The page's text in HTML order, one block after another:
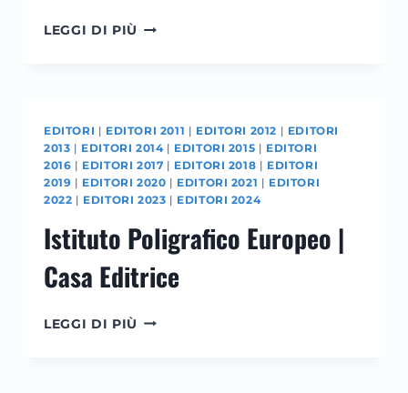
LEGGI DI PIÙ
EDITORI | EDITORI 2011 | EDITORI 2012 | EDITORI
2013 | EDITORI 2014| EDITORI 2015 | EDITORI
2016 | EDITORI 2017 | EDITORI 2018 | EDITORI
2019 | EDITORI 2020 | EDITORI 2021 | EDITORI
2022 | EDITORI 2023 | EDITORI 2024
Istituto Poligrafico Europeo |
Casa Editrice
LEGGI DI PIÙ ISTITUTO